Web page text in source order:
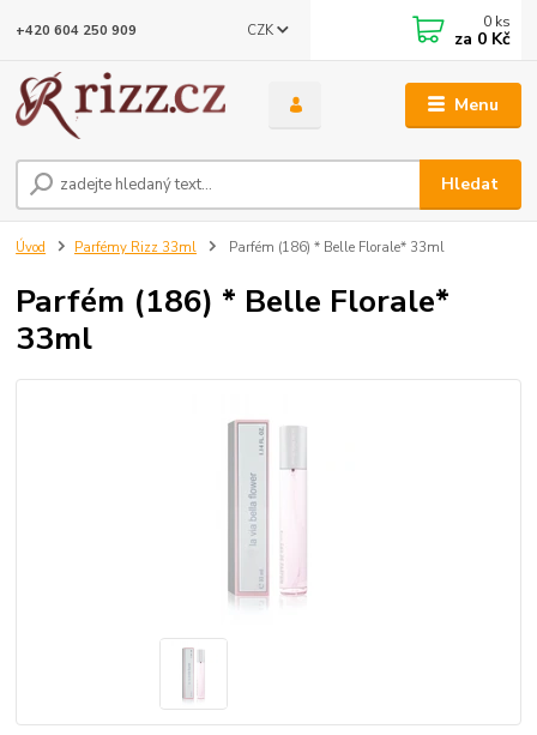
Menu
CZK
Hledat
+420 604 250 909 0 ks
za 0 Kč
Úvod Parfémy Rizz 33ml Parfém (186) * Belle Florale* 33ml
Parfém (186) * Belle Florale*
33ml